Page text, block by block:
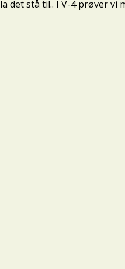
det stå til.. I V-4 prøver vi